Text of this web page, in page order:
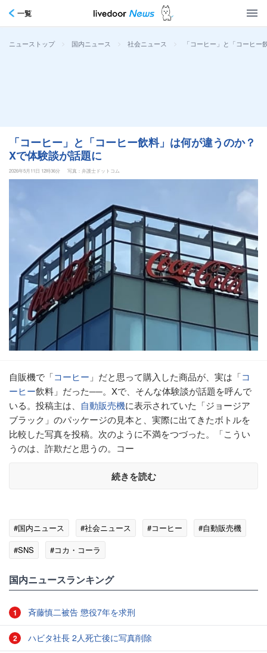
一覧
ニューストップ > 国内ニュース > 社会ニュース > 「コーヒー」と「コーヒ
「コーヒー」と「コーヒー飲料」は何が違うのか？
Xで体験談が話題に
2026年5月11日 12時36分 写真：弁護士ドットコム
自販機で「コーヒー 」だと思って購入した商品が、実は「コ
ーヒー飲料」だった──。Xで、そんな体験談が話題を呼んで
いる。投稿主は、 自動販売機に表示されていた「ジョージア
ブラック」のパッケージの見本と、実際に出てきたボトルを
比較した写真を投稿。次のように不満をつづった。「こうい
うのは、詐欺だと思うの。コー
続きを読む
#国内ニュース #社会ニュース #コーヒー
#自動販売機
#SNS
#コカ・コーラ
国内ニュースランキング
1 斉藤慎二被告 懲役7年を求刑
2 ハビタ社長 2人死亡後に写真削除